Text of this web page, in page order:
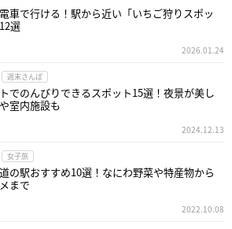
電車で行ける！駅から近い「いちご狩りスポッ
選
2026.01.24
週末さんぽ
でのんびりできるスポット15選！夜景が美し
室内施設も
2024.12.13
女子旅
道の駅おすすめ10選！なにわ野菜や特産物から
まで
2022.10.08